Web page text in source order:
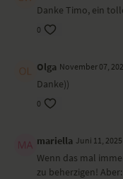
Danke Timo, ein
0
Olga November 07,
Danke))
0
mariella Juni 11, 2025
Wenn das mal
zu beherzigen!